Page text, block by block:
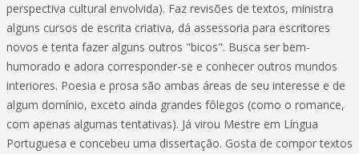
perspectiva cultural envolvida). Faz revisões de textos, ministra
alguns cursos de escrita criativa, dá assessoria para escritores
novos e tenta fazer alguns outros "bicos". Busca ser bem-
humorado e adora corresponder-se e conhecer outros mundos
interiores. Poesia e prosa são ambas áreas de seu interesse e de
algum domínio, exceto ainda grandes fôlegos (como o romance,
com apenas algumas tentativas). Já virou Mestre em Língua
Portuguesa e concebeu uma dissertação. Gosta de compor textos